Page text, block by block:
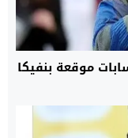
موقعة بنفيكا